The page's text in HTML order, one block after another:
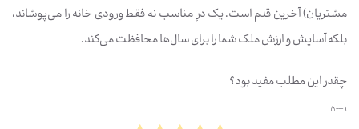
مشتریان) آخرین قدم است. یک درِ مناسب نه فقط ورودی خانه را می‌پوشاند،
بلکه آسایش و ارزش ملک شما را برای سال‌ها محافظت می‌کند.
چقدر این مطلب مفید بود؟
1 --- 5